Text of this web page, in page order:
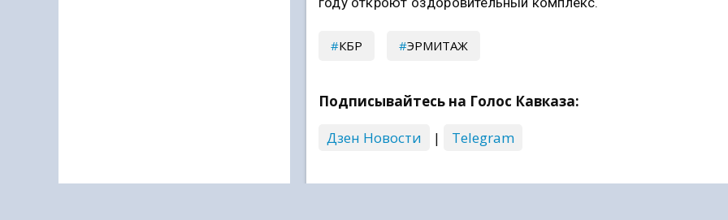
КБР ЭРМИТАЖ
Подписывайтесь на Голос Кавказа:
Дзен Новости
| Telegram